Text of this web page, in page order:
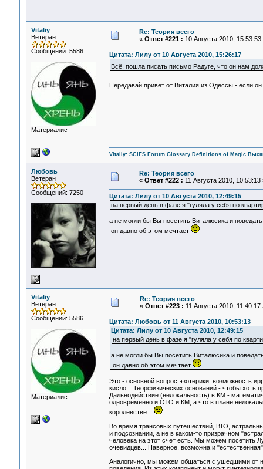
Vitaliy
Ветеран
Сообщений: 5586
Материалист
Re: Теория всего
« Ответ #221 : 10 Августа 2010, 15:53:53
Цитата: Лилу от 10 Августа 2010, 15:26:17
Всё, пошла писать письмо Радуге, что он нам
Передавай привет от Виталия из Одессы - если
Vitaliy: SCIES Forum Glossary Definitions of Magic
Любовь
Ветеран
Сообщений: 7250
Re: Теория всего
« Ответ #222 : 11 Августа 2010, 10:53:13
Цитата: Лилу от 10 Августа 2010, 12:49:15
на первый день в фазе я "гуляла у себя по
а не могли бы Вы посетить Виталюсика и
он давно об этом мечтает
Vitaliy
Ветеран
Сообщений: 5586
Материалист
Re: Теория всего
« Ответ #223 : 11 Августа 2010, 11:40:17
Цитата: Любовь от 11 Августа 2010, 10:53:13
Цитата: Лилу от 10 Августа 2010, 12:49:15
на первый день в фазе я "гуляла у себя по
а не могли бы Вы посетить Виталюсика и
он давно об этом мечтает
Это - основной вопрос эзотерики: возможность
кисло... Теорфизических оснований - чтобы хоть
Дальнодействие (нелокальность) в КМ -
одновременно и ОТО и КМ, а что в плане
королевстве...
Во время трансовых путешествий, ВТО,
и подсознании, а не в каком-то призрачном
человека на этот счет есть. Мы можем посетить
очевидцев... Наверное, возможна и
Аналогично, мы можем общаться с ушедшими от